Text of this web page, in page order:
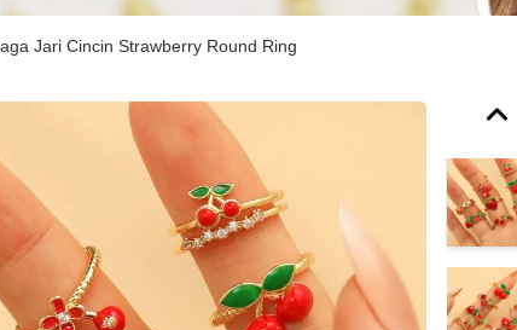
Jari Cincin Strawberry Round Ring